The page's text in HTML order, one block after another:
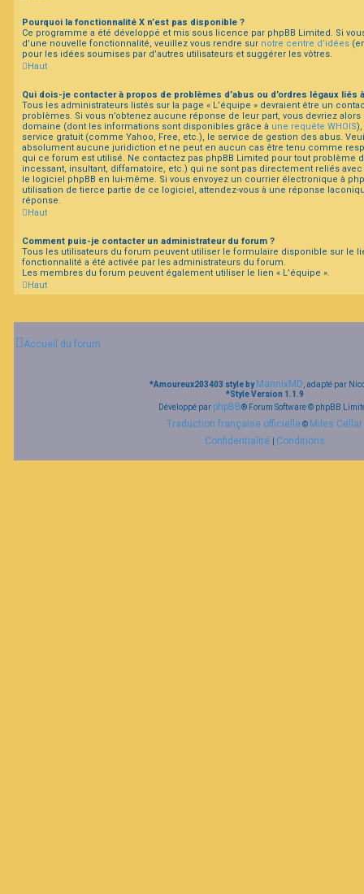
Pourquoi la fonctionnalité X n’est pas disponible ?
Ce programme a été développé et mis sous licence par phpBB Limited. Si
d’une nouvelle fonctionnalité, veuillez vous rendre sur notre centre d’idées
pour les idées soumises par d’autres utilisateurs et suggérer les vôtres.
Haut
Qui dois-je contacter à propos de problèmes d’abus ou d’ordres légaux liés
Tous les administrateurs listés sur la page « L’équipe » devraient être un
problèmes. Si vous n’obtenez aucune réponse de leur part, vous devriez
domaine (dont les informations sont disponibles grâce à une requête WHOIS
service gratuit (comme Yahoo, Free, etc.), le service de gestion des abus.
absolument aucune juridiction et ne peut en aucun cas être tenu comme
qui ce forum est utilisé. Ne contactez pas phpBB Limited pour tout problème
incessant, insultant, diffamatoire, etc.) qui ne sont pas directement reliés
le logiciel phpBB en lui-même. Si vous envoyez un courrier électronique à
utilisation de tierce partie de ce logiciel, attendez-vous à une réponse
réponse.
Haut
Comment puis-je contacter un administrateur du forum ?
Tous les utilisateurs du forum peuvent utiliser le formulaire disponible sur le
fonctionnalité a été activée par les administrateurs du forum.
Les membres du forum peuvent également utiliser le lien « L’équipe ».
Haut
Accueil du forum
*Amoureux203403 style byMannixMD , adapté par
*Style Version 1.1.9
Développé par phpBB® Forum Software © phpBB
Traduction française officielle© Miles Cellar
Confidentialité
Conditions